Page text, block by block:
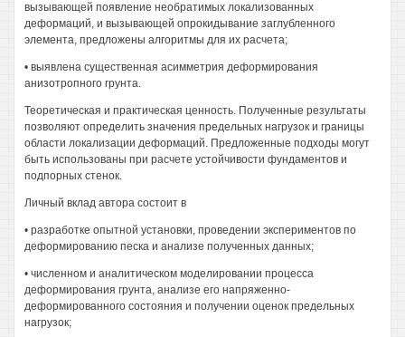
вызывающей появление необратимых локализованных
деформаций, и вызывающей опрокидывание заглубленного
элемента, предложены алгоритмы для их расчета;
• выявлена существенная асимметрия деформирования
анизотропного грунта.
Теоретическая и практическая ценность. Полученные результаты
позволяют определить значения предельных нагрузок и границы
области локализации деформаций. Предложенные подходы могут
быть использованы при расчете устойчивости фундаментов и
подпорных стенок.
Личный вклад автора состоит в
• разработке опытной установки, проведении экспериментов по
деформированию песка и анализе полученных данных;
• численном и аналитическом моделировании процесса
деформирования грунта, анализе его напряженно-
деформированного состояния и получении оценок предельных
нагрузок;